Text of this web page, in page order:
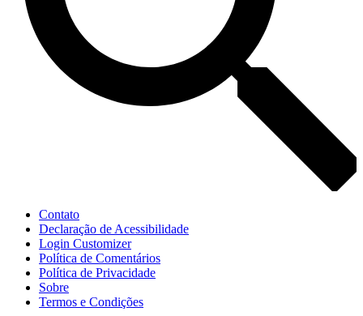
Contato
Declaração de Acessibilidade
Login Customizer
Política de Comentários
Política de Privacidade
Sobre
Termos e Condições